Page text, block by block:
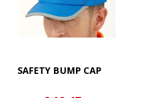
SAFETY BUMP CAP